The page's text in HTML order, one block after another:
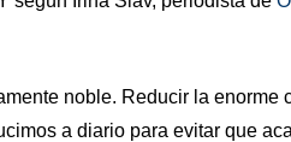
noble. Reducir la enorme
a diario para evitar que